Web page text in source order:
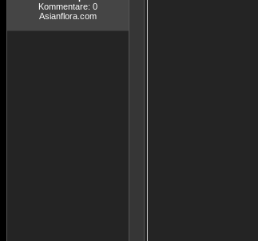
Kommentare: 0
Asianflora.com